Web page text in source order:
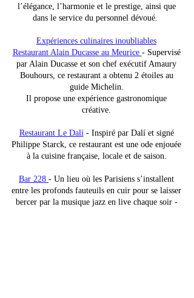
l’élégance, l’harmonie et le prestige, ainsi que
dans le service du personnel dévoué.
Expériences culinaires inoubliables
Restaurant Alain Ducasse au Meurice - Supervisé
par Alain Ducasse et son chef exécutif Amaury
Bouhours, ce restaurant a obtenu 2 étoiles au
guide Michelin.
Il propose une expérience gastronomique
créative.
Restaurant Le Dalí- Inspiré par Dalí et signé
Philippe Starck, ce restaurant est une ode enjouée
à la cuisine française, locale et de saison.
Bar 228 - Un lieu où les Parisiens s’installent
entre les profonds fauteuils en cuir pour se laisser
bercer par la musique jazz en live chaque soir -